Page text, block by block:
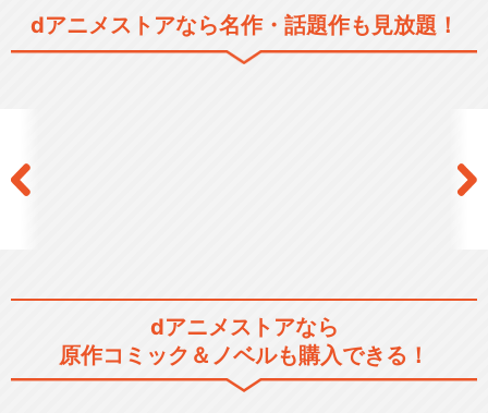
dアニメストアなら名作・話題作も見放題！
dアニメストアなら
原作コミック＆ノベルも購入できる！